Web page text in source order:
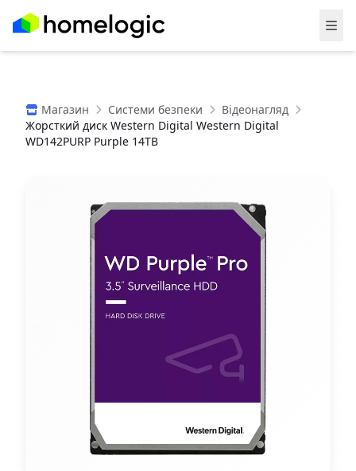
Магазин Системи безпеки
Відеонагляд
Жорсткий диск Western Digital Western Digital
WD142PURP Purple 14TB